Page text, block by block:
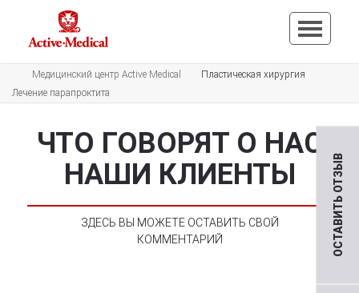
ОСТАВИТЬ ОТЗЫВ
Медицинский центр Active Medical
Пластическая хирургия
Лечение парапроктита
ЧТО ГОВОРЯТ О НАС
НАШИ КЛИЕНТЫ
ЗДЕСЬ ВЫ МОЖЕТЕ ОСТАВИТЬ СВОЙ
КОММЕНТАРИЙ